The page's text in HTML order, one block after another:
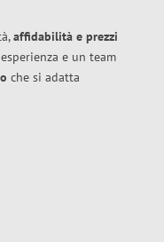
affidabilità e prezzi
e un team
che si adatta